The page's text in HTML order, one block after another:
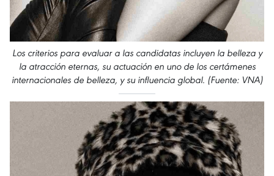
Los criterios para evaluar a las candidatas incluyen la belleza y
la atracción eternas, su actuación en uno de los certámenes
internacionales de belleza, y su influencia global. (Fuente: VNA)